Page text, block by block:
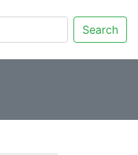
Search